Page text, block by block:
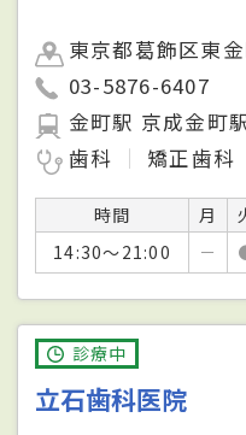
東京都葛飾区東
03-5876-6407
金町駅 京成金町
歯科
矯正歯科
時間 月
14:30～21:00
－
診療中
立石歯科医院